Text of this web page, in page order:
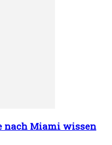
nach Miami wissen